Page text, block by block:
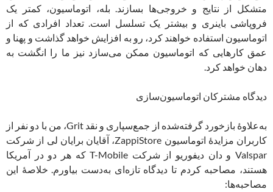
متشکل از نتایج و خروجی‌ها بسازند. بله، اتوماسیون، کمتر یک
فروپاشی باینری و بیشتر یک تسلسل است. تعداد افرادی که از
اتوماسیون استفاده خواهند کرد، رو به افزایش خواهد گذاشت و پهنا و
عمق کارهایی که اتوماسیون ممکن می‌سازد نیز ما را انگشت به
دهان خواهد کرد.
دیدگاه مشترکان اتوماسیون‌سازی
به‌علاوۀ بازخورد گرفته‌شده از جمع‌سپاری و نقد Grit، من با دو نفر از
کاربران مزایدۀ اتوماسیون ZappiStore، آقایان برایان لی از شرکت
Valspar و دان دیفوریو از شرکت T-Mobile که هر دو در آمریکا
هستند، مصاحبه کردم تا دیدگاه تازه‌ای به‌دست بیاورم. خلاصۀ این
مصاحبه‌ها: